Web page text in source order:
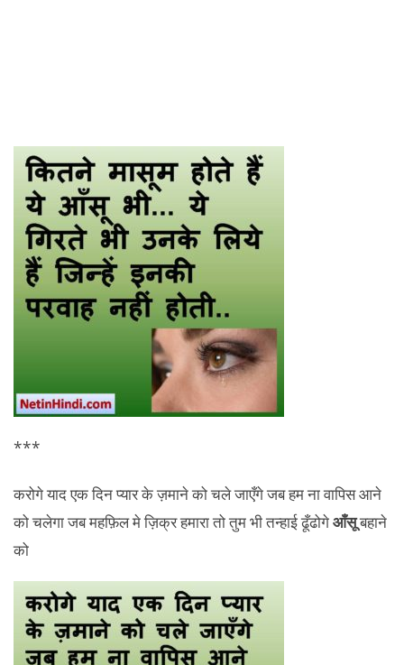
***
करोगे याद एक दिन प्यार के ज़माने को चले जाएँगे जब हम ना वापिस आने
को चलेगा जब महफ़िल मे ज़िक्र हमारा तो तुम भी तन्हाई ढूँढोगेआँसूबहाने
को